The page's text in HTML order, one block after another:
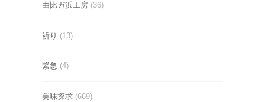
由比ガ浜工房 (36)
祈り (13)
緊急 (4)
美味探求 (669)